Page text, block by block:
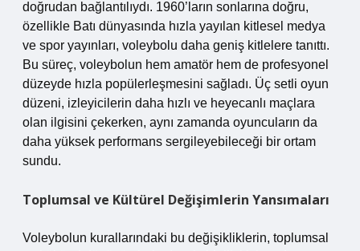
doğrudan bağlantılıydı. 1960’ların sonlarına doğru,
özellikle Batı dünyasında hızla yayılan kitlesel medya
ve spor yayınları, voleybolu daha geniş kitlelere tanıttı.
Bu süreç, voleybolun hem amatör hem de profesyonel
düzeyde hızla popülerleşmesini sağladı. Üç setli oyun
düzeni, izleyicilerin daha hızlı ve heyecanlı maçlara
olan ilgisini çekerken, aynı zamanda oyuncuların da
daha yüksek performans sergileyebileceği bir ortam
sundu.
Toplumsal ve Kültürel Değişimlerin Yansımaları
Voleybolun kurallarındaki bu değişikliklerin, toplumsal